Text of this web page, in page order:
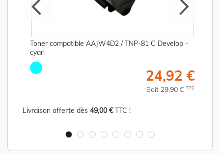
Toner compatible AAJW4D2 / TNP-81 C Develop -
cyan
24,92 €
Soit 29,90 € TTC
Livraison offerte dès 49,00 €TTC !